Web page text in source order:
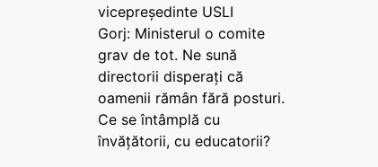
vicepreședinte USLI
Gorj: Ministerul o comite
grav de tot. Ne sună
directorii disperați că
oamenii rămân fără posturi.
Ce se întâmplă cu
învățătorii, cu educatorii?